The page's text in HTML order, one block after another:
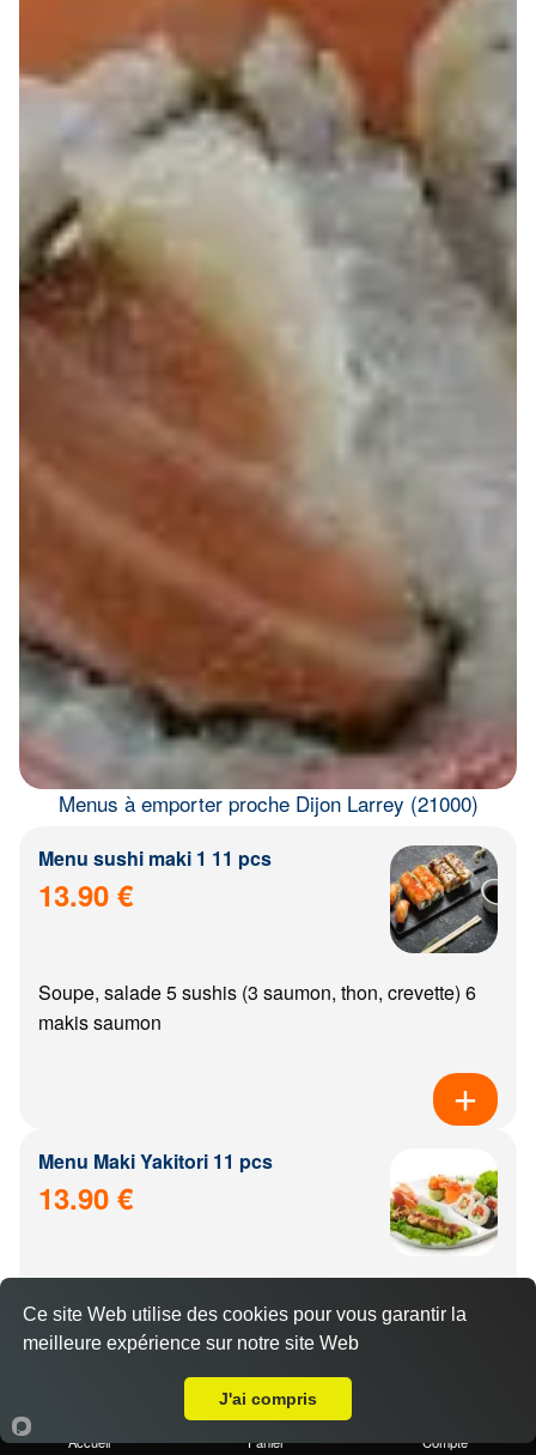
Menus à emporter proche Dijon Larrey (21000)
Menu sushi maki 1 11 pcs
13.90 €
Soupe, salade 5 sushis (3 saumon, thon, crevette) 6
makis saumon
Menu Maki Yakitori 11 pcs
13.90 €
boulette de poulet, aile de poulet, boeuf, boeuf from...
Accueil Panier Compte
Ce site Web utilise des cookies pour vous garantir la
meilleure expérience sur notre site Web
J'ai compris